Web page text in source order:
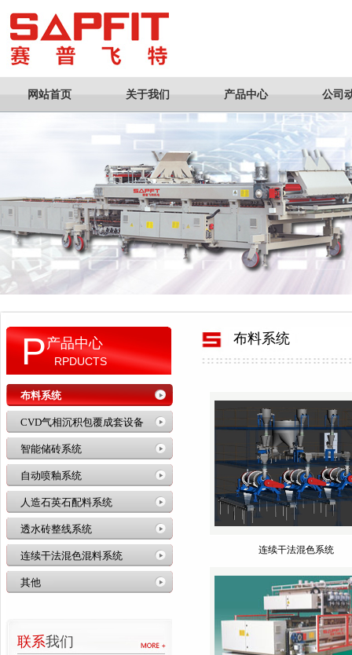
网站首页 关于我们 产品中心 公司
P产品中心
RPDUCTS
布料系统
CVD气相沉积包覆成套设备
智能储砖系统
自动喷釉系统
人造石英石配料系统
透水砖整线系统
连续干法混色混料系统
其他
联系我们
布料系统
连续干法混色系统